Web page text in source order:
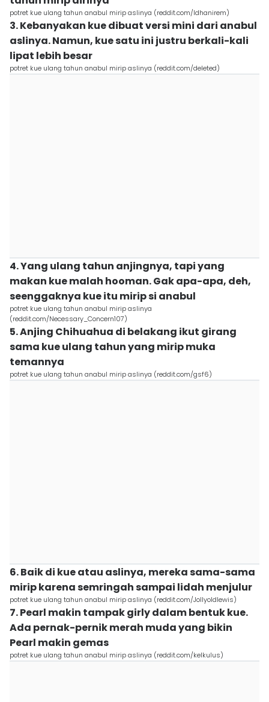
potret kue ulang tahun anabul mirip aslinya (reddit.com/Idhanirem)
3. Kebanyakan kue dibuat versi mini dari anabul
aslinya. Namun, kue satu ini justru berkali-kali
lipat lebih besar
potret kue ulang tahun anabul mirip aslinya (reddit.com/deleted)
4. Yang ulang tahun anjingnya, tapi yang
makan kue malah hooman. Gak apa-apa, deh,
seenggaknya kue itu mirip si anabul
potret kue ulang tahun anabul mirip aslinya
(reddit.com/Necessary_Concern107)
5. Anjing Chihuahua di belakang ikut girang
sama kue ulang tahun yang mirip muka
temannya
potret kue ulang tahun anabul mirip aslinya (reddit.com/gsf6)
6. Baik di kue atau aslinya, mereka sama-sama
mirip karena semringah sampai lidah menjulur
potret kue ulang tahun anabul mirip aslinya (reddit.com/Jollyoldlewis)
7. Pearl makin tampak girly dalam bentuk kue.
Ada pernak-pernik merah muda yang bikin
Pearl makin gemas
potret kue ulang tahun anabul mirip aslinya (reddit.com/kelkulus)